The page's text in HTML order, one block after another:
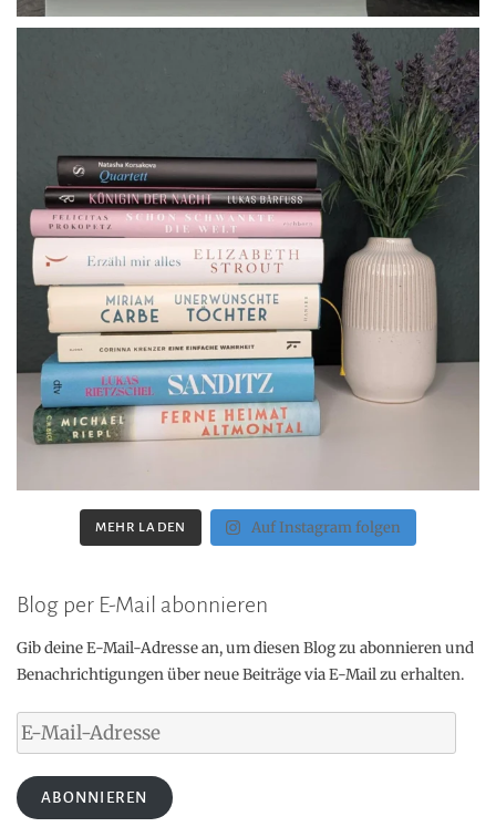
MEHR LADEN Auf Instagram folgen
Blog per E-Mail abonnieren
Gib deine E-Mail-Adresse an, um diesen Blog zu abonnieren und
Benachrichtigungen über neue Beiträge via E-Mail zu erhalten.
E-
Mail-
Adresse
ABONNIEREN